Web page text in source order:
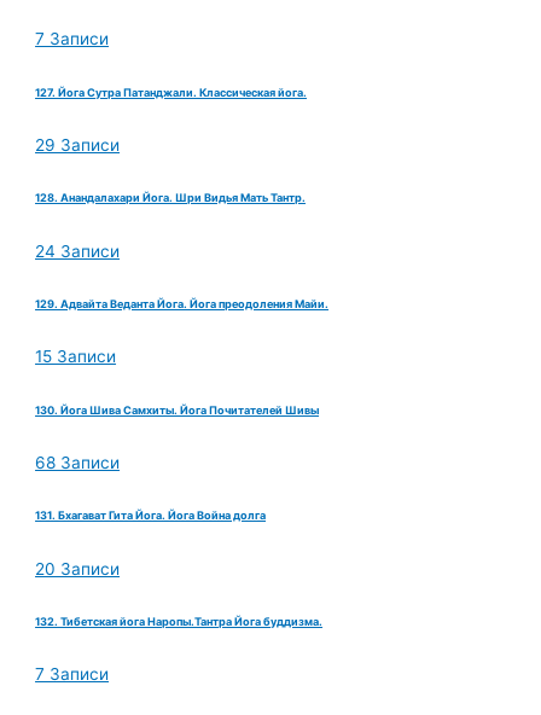
7 Записи
127. Йога Сутра Патанджали. Классическая йога.
29 Записи
128. Анандалахари Йога. Шри Видья Мать Тантр.
24 Записи
129. Адвайта Веданта Йога. Йога преодоления Майи.
15 Записи
130. Йога Шива Самхиты. Йога Почитателей Шивы
68 Записи
131. Бхагават Гита Йога. Йога Война долга
20 Записи
132. Тибетская йога Наропы.Тантра Йога буддизма.
7 Записи